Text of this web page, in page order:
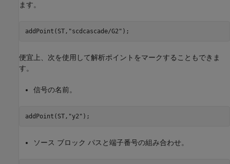
ます。
addPoint(ST, "scdcascade/G2" );
便宜上、次を使用して解析ポイントをマークすることもできま
す。
信号の名前。
addPoint(ST, "y2" );
ソース ブロック パスと端子番号の組み合わせ。